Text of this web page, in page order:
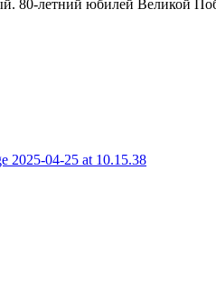
80-летний юбилей Великой